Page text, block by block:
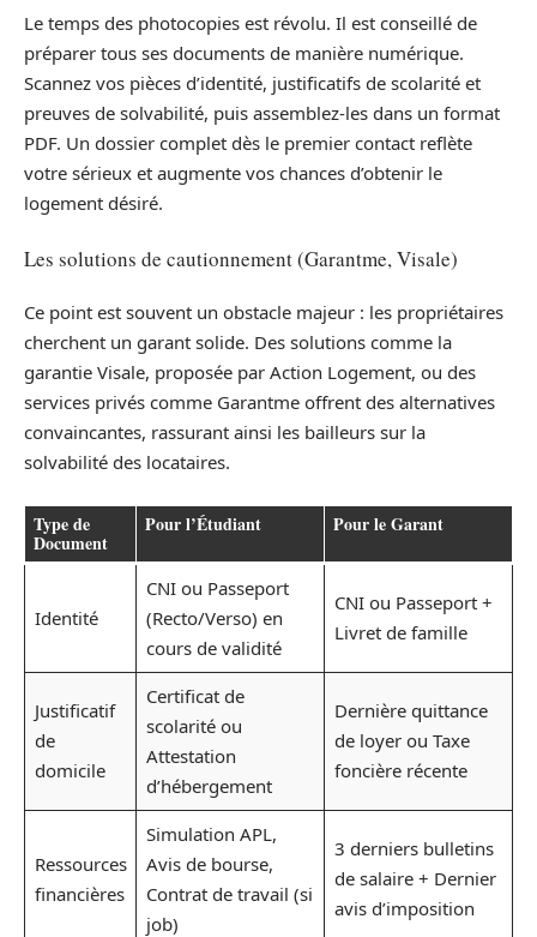
Le temps des photocopies est révolu. Il est conseillé de
préparer tous ses documents de manière numérique.
Scannez vos pièces d’identité, justificatifs de scolarité et
preuves de solvabilité, puis assemblez-les dans un format
PDF. Un dossier complet dès le premier contact reflète
votre sérieux et augmente vos chances d’obtenir le
logement désiré.
Les solutions de cautionnement (Garantme, Visale)
Ce point est souvent un obstacle majeur : les propriétaires
cherchent un garant solide. Des solutions comme la
garantie Visale, proposée par Action Logement, ou des
services privés comme Garantme offrent des alternatives
convaincantes, rassurant ainsi les bailleurs sur la
solvabilité des locataires.
Type de
Document
Pour l’Étudiant Pour le Garant
Identité
CNI ou Passeport
(Recto/Verso) en
cours de validité
CNI ou Passeport +
Livret de famille
Justificatif
de
domicile
Certificat de
scolarité ou
Attestation
d’hébergement
Dernière quittance
de loyer ou Taxe
foncière récente
Ressources
financières
Simulation APL,
Avis de bourse,
Contrat de travail (si
job)
3 derniers bulletins
de salaire + Dernier
avis d’imposition